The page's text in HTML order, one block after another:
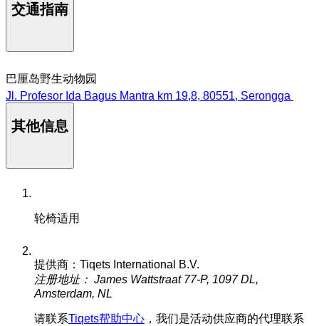
交通指南
巴厘岛野生动物园
Jl. Profesor Ida Bagus Mantra km 19,8, 80551, Serongga
其他信息
轮椅适用
提供商：Tiqets International B.V.
注册地址： James Wattstraat 77-P, 1097 DL,
Amsterdam, NL
请联系Tiqets帮助中心 ，我们是活动供应商的代理联系